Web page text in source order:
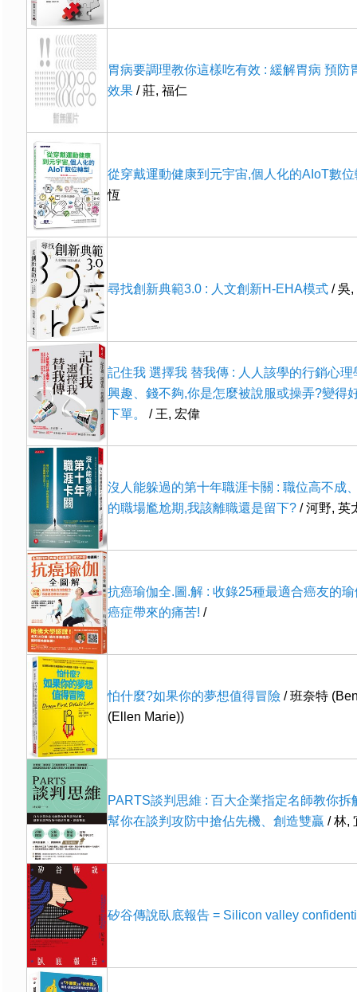
胃病要調理教你這樣吃有效 : 緩解胃病 預防
效果 / 莊, 福仁
從穿戴運動健康到元宇宙,個人化的AIoT數
恆
尋找創新典範3.0 : 人文創新H-EHA模式 / 吳,
記住我 選擇我 替我傳 : 人人該學的行銷心理
興趣、錢不夠,你是怎麼被說服或操弄?變得
下單。
/ 王, 宏偉
沒人能躲過的第十年職涯卡關 : 職位高不成
的職場尷尬期,我該離職還是留下? / 河野, 英
抗癌瑜伽全.圖.解 : 收錄25種最適合癌友的
癌症帶來的痛苦! /
怕什麼?如果你的夢想值得冒險 / 班奈特
(Ellen Marie))
PARTS談判思維 : 百大企業指定名師教你拆
幫你在談判攻防中搶佔先機、創造雙贏 / 林,
矽谷傳說臥底報告 = Silicon valley